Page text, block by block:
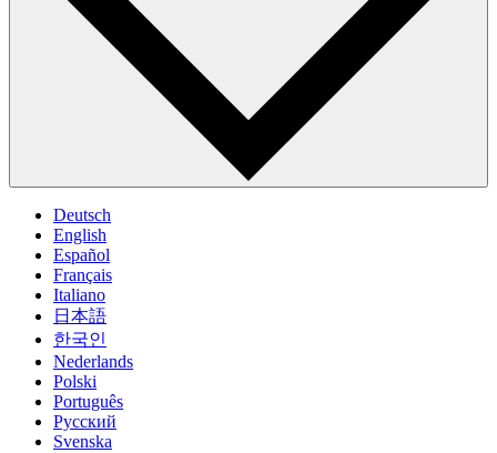
Deutsch
English
Español
Français
Italiano
日本語
한국인
Nederlands
Polski
Português
Pусский
Svenska